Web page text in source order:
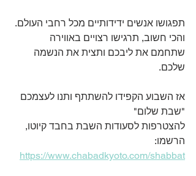
תפגושו אנשים ידידותיים מכל רחבי העולם.
והכי חשוב, תרגישו רצויים באווירה
שתחמם את ליבכם ותצית את הנשמה
שלכם.
אז השבוע הקפידו להשתתף ותנו לעצמכם
"שבת שלום"
להצטרפות לסעודות השבת בחבד קיוטו,
הרשמו:
https://www.chabadkyoto.com/shabbat